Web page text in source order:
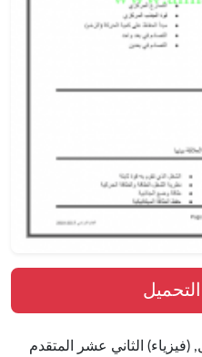
الثاني عشر المتقدم